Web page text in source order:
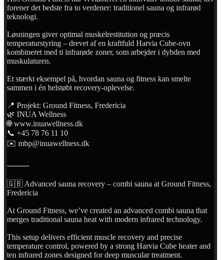
forener det bedste fra to verdener: traditionel sauna og infrarød
teknologi.
Løsningen giver optimal muskelrestitution og præcis
temperaturstyring – drevet af en kraftfuld Harvia Cube-ovn
kombineret med ti infrarøde zoner, som arbejder i dybden med
muskulaturen.
Et stærkt eksempel på, hvordan sauna og fitness kan smelte
sammen i én helstøbt recovery-oplevelse.
📍 Projekt: Ground Fitness, Fredericia
🌿 INUA Wellness
🌐 www.inuawellness.dk
📞 +45 78 76 11 10
✉️ mbp@inuawellness.dk
⸻
🇬🇧 Advanced sauna recovery – combi sauna at Ground Fitness,
Fredericia
At Ground Fitness, we’ve created an advanced combi sauna that
merges traditional sauna heat with modern infrared technology.
This setup delivers efficient muscle recovery and precise
temperature control, powered by a strong Harvia Cube heater and
ten infrared zones designed for deep muscular treatment.